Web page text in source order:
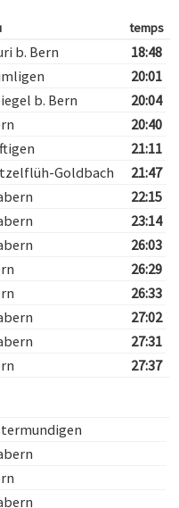
temps
b. Bern
18:48
20:01
b. Bern
20:04
20:40
21:11
Goldbach
21:47
22:15
23:14
26:03
26:29
26:33
27:02
27:31
27:37